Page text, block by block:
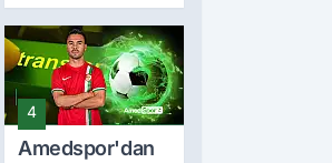
durmuyor! Milli
stoper Dellova
imza için
Türkiye'ye geldi
4
Amedspor'dan